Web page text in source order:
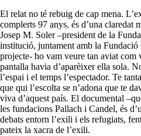
El relat no té rebuig de cap mena.
complerts 97 anys, és d’una claredat
Josep M. Soler –president de la
institució, juntament amb la
projecte- ho vam veure tan aviat com
pantalla havia d’aparèixer ella sola.
l’espai i el temps l’espectador. Te
que qui l’escolta se n’adona que te
viva d’aquest país. El documental
les fundacions Pallach i Candel, és
debats entorn l’exili i els refugiats,
pateix la xacra de l’exili.